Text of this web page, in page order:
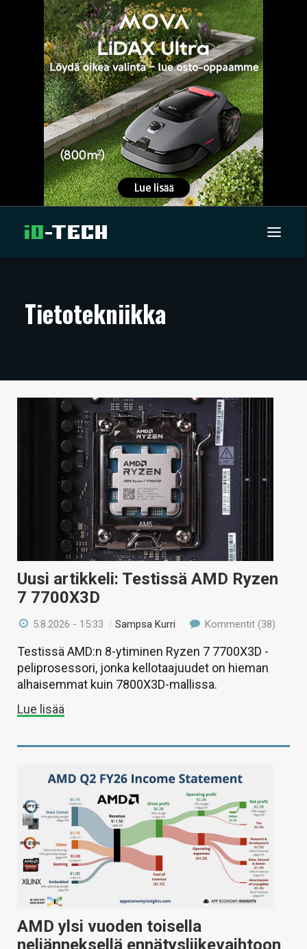
ARTIKKELIT
TECHBBS
VAIHDA TEEMA
Tietotekniikka
Uusi artikkeli: Testissä AMD Ryzen
7 7700X3D
5.8.2026 - 15:33 /Sampsa Kurri Kommentit (38)
Testissä AMD:n 8-ytiminen Ryzen 7 7700X3D -
peliprosessori, jonka kellotaajuudet on hieman
alhaisemmat kuin 7800X3D-mallissa.
Lue lisää
AMD ylsi vuoden toisella
neljänneksellä ennätysliikevaihtoon